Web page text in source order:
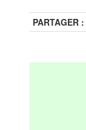
PARTAGER :